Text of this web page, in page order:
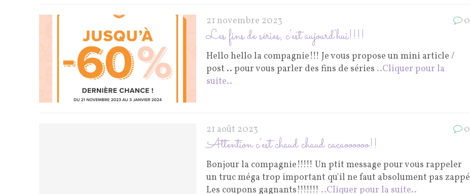
21 novembre 2023 0
Les fins de séries, c’est aujourd’hui!!!!
Hello hello la compagnie!!! Je vous propose un mini article /
post .. pour vous parler des fins de séries ..Cliquer pour la
suite..
21 août 2023 0
Attention c’est chaud chaud cacaoooooo!!
Bonjour la compagnie!!!!! Un ptit message pour vous rappeler
un truc méga trop important qu'il ne faut absolument pas zappé
Les coupons gagnants!!!!!!! ..Cliquer pour la suite..